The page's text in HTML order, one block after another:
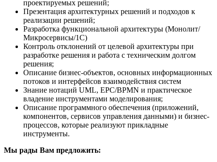
проектируемых решений;
Презентация архитектурных решений и подходов к
реализации решений;
Разработка функциональной архитектуры (Монолит/
Микросервисы/1С)
Контроль отклонений от целевой архитектуры при
разработке решения и работа с техническим долгом
решения;
Описание бизнес-объектов, основных информационных
потоков и интерфейсов взаимодействия систем
Знание нотаций UML, EPC/BPMN и практическое
владение инструментами моделирования;
Описание программного обеспечения (приложений,
компонентов, сервисов управления данными) и бизнес-
процессов, которые реализуют прикладные
инструменты.
Мы рады Вам предложить: